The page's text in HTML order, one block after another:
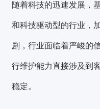
随着科技的迅速发展，
和科技驱动型的行业，
剧，行业面临着严峻的
行维护能力直接涉及到
稳定。